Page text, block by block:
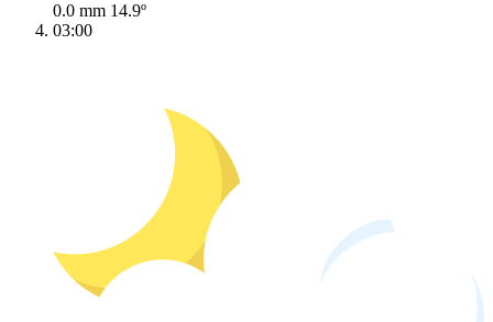
0.0 mm 14.9º
03:00